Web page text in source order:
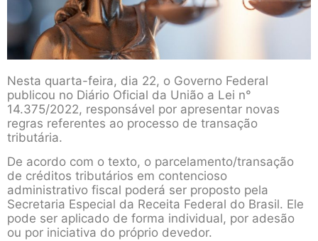
Nesta quarta-feira, dia 22, o Governo Federal
publicou no Diário Oficial da União a Lei n°
14.375/2022, responsável por apresentar novas
regras referentes ao processo de transação
tributária.
De acordo com o texto, o parcelamento/transação
de créditos tributários em contencioso
administrativo fiscal poderá ser proposto pela
Secretaria Especial da Receita Federal do Brasil. Ele
pode ser aplicado de forma individual, por adesão
ou por iniciativa do próprio devedor.